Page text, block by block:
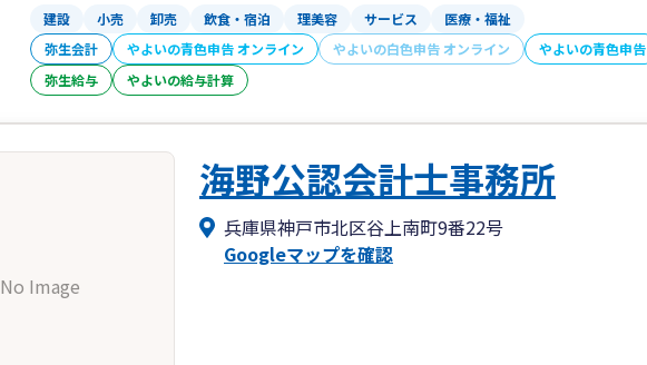
建設 小売 卸売 飲食・宿泊 理美容 サービス 医療・福祉
弥生会計 やよいの青色申告 オンライン やよいの白色申告 オンライン やよいの青色申告
弥生給与
やよいの給与計算
No Image
海野公認会計士事務所
兵庫県神戸市北区谷上南町9番22号
Googleマップを確認